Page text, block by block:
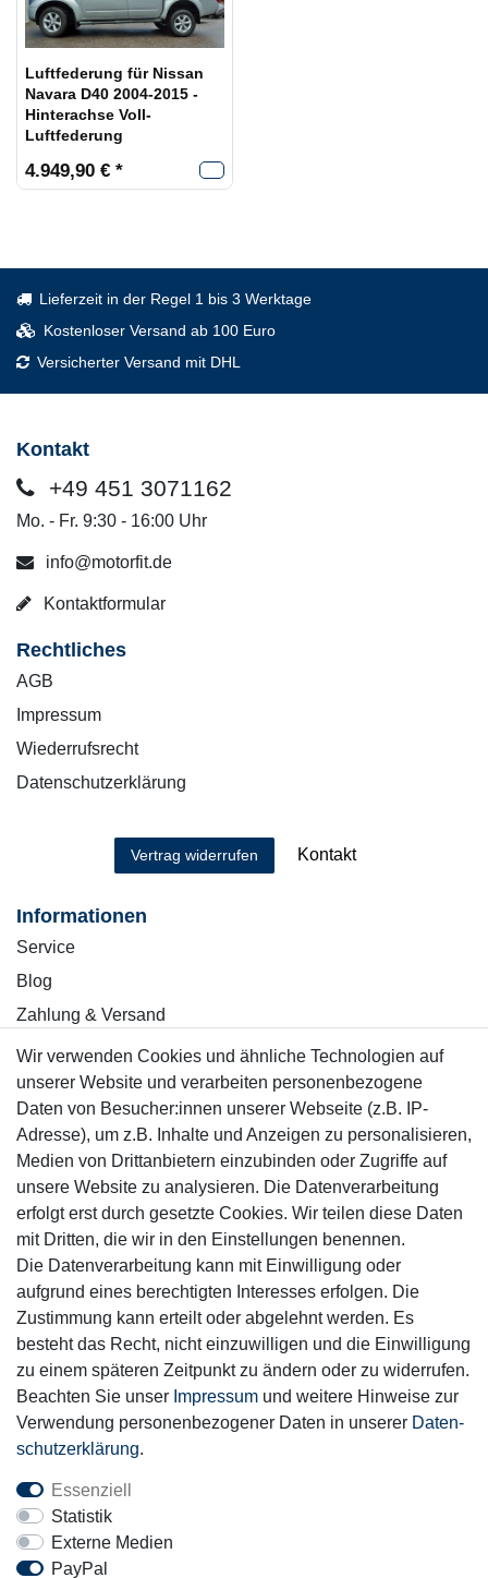
Luftfederung für Nissan
Navara D40 2004-2015 -
Hinterachse Voll-
Luftfederung
4.949,90 € *
Lieferzeit in der Regel 1 bis 3 Werktage
Kostenloser Versand ab 100 Euro
Versicherter Versand mit DHL
Kontakt
+49 451 3071162
Mo. - Fr. 9:30 - 16:00 Uhr
info@motorfit.de
Kontaktformular
Rechtliches
AGB
Impressum
Wiederrufsrecht
Datenschutzerklärung
Vertrag widerrufen Kontakt
Informationen
Service
Blog
Zahlung & Versand
Sicher einkaufen
Mitglied
Motor-Fit
© Copyright 2026 | Alle Rechte vorbehalten.
Wir verwenden Cookies und ähnliche Technologien auf
unserer Website und verarbeiten personenbezogene
Daten von Besucher:innen unserer Webseite (z.B. IP-
Adresse), um z.B. Inhalte und Anzeigen zu personalisieren,
Medien von Drittanbietern einzubinden oder Zugriffe auf
unsere Website zu analysieren. Die Datenverarbeitung
erfolgt erst durch gesetzte Cookies. Wir teilen diese Daten
mit Dritten, die wir in den Einstellungen benennen.
Die Datenverarbeitung kann mit Einwilligung oder
aufgrund eines berechtigten Interesses erfolgen. Die
Zustimmung kann erteilt oder abgelehnt werden. Es
besteht das Recht, nicht einzuwilligen und die Einwilligung
zu einem späteren Zeitpunkt zu ändern oder zu widerrufen.
Beachten Sie unser Impressum und weitere Hinweise zur
Verwendung personenbezogener Daten in unserer Daten­
schutz­erklärung.
Essenziell
Statistik
Externe Medien
PayPal